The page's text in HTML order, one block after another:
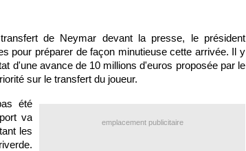
de Neymar devant la presse, le président
pour préparer de façon minutieuse cette arrivée. Il y
d'une avance de 10 millions d'euros proposée par le
sur le transfert du joueur.
emplacement publicitaire
été
va
les